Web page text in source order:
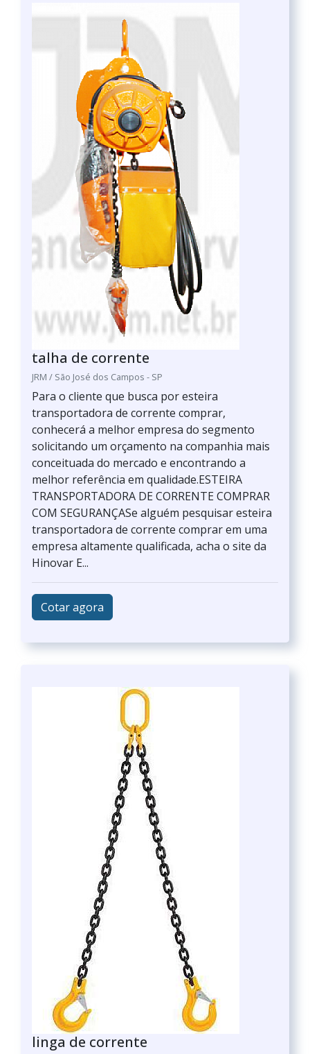
talha de corrente
JRM / São José dos Campos - SP
Para o cliente que busca por esteira
transportadora de corrente comprar,
conhecerá a melhor empresa do segmento
solicitando um orçamento na companhia mais
conceituada do mercado e encontrando a
melhor referência em qualidade.ESTEIRA
TRANSPORTADORA DE CORRENTE COMPRAR
COM SEGURANÇASe alguém pesquisar esteira
transportadora de corrente comprar em uma
empresa altamente qualificada, acha o site da
Hinovar E...
Cotar agora
linga de corrente